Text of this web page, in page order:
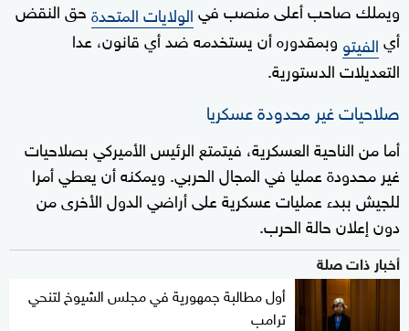
ويملك صاحب أعلى منصب فيالولايات المتحدةحق النقض
أيالفيتو وبمقدوره أن يستخدمه ضد أي قانون، عدا
التعديلات الدستورية.
صلاحيات غير محدودة عسكريا
أما من الناحية العسكرية، فيتمتع الرئيس الأميركي بصلاحيات
غير محدودة عمليا في المجال الحربي. ويمكنه أن يعطي أمرا
للجيش ببدء عمليات عسكرية على أراضي الدول الأخرى من
دون إعلان حالة الحرب.
أخبار ذات صلة
أول مطالبة جمهورية في مجلس الشيوخ لتنحي
ترامب